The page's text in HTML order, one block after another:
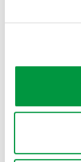
A-SKILTE